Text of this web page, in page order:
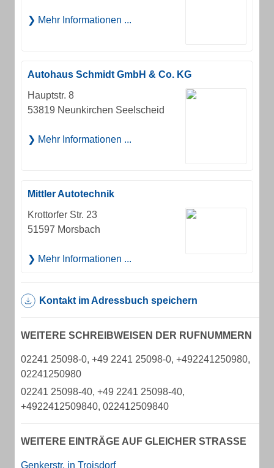
Mehr Informationen ...
Autohaus Schmidt GmbH & Co. KG
Hauptstr. 8
53819 Neunkirchen Seelscheid
Mehr Informationen ...
Mittler Autotechnik
Krottorfer Str. 23
51597 Morsbach
Mehr Informationen ...
Kontakt im Adressbuch speichern
WEITERE SCHREIBWEISEN DER RUFNUMMERN
02241 25098-0, +49 2241 25098-0, +492241250980,
02241250980
02241 25098-40, +49 2241 25098-40,
+4922412509840, 022412509840
WEITERE EINTRÄGE AUF GLEICHER STRASSE
Genkerstr. in Troisdorf